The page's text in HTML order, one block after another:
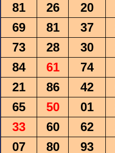
81
26 20
69
81 37
73
28 30
84
61 74
21
86 42
65
50 01
33
60 62
07
80 93